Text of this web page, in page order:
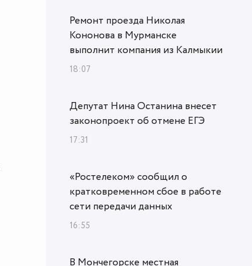
Ремонт проезда Николая
Кононова в Мурманске
выполнит компания из Калмыкии
18:07
Депутат Нина Останина внесет
законопроект об отмене ЕГЭ
17:31
«Ростелеком» сообщил о
кратковременном сбое в работе
сети передачи данных
16:55
В Мончегорске местная